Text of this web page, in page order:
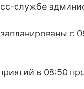
службе
с
в 08:50